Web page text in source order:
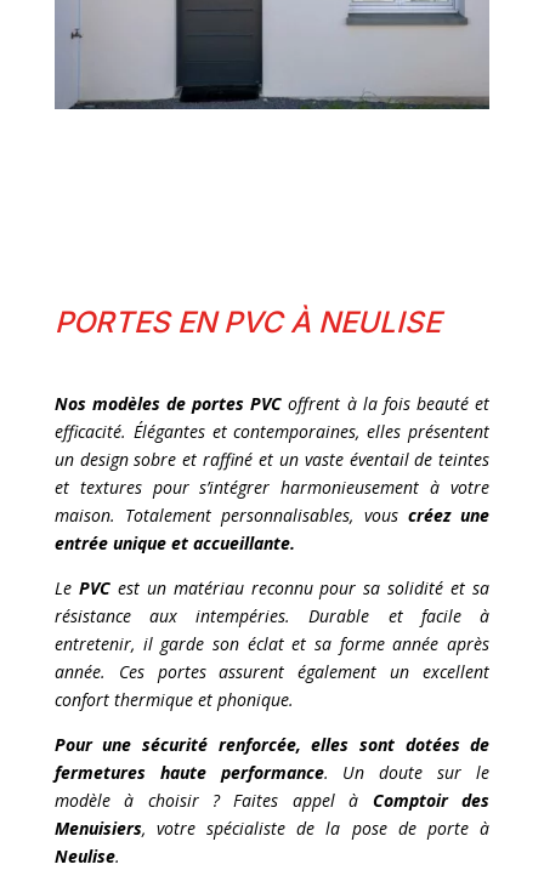
PORTES EN PVC À NEULISE
Nos modèles de portes PVC offrent à la fois beauté et
efficacité. Élégantes et contemporaines, elles présentent
un design sobre et raffiné et un vaste éventail de teintes
et textures pour s’intégrer harmonieusement à votre
maison. Totalement personnalisables, vous créez une
entrée unique et accueillante.
Le PVCest un matériau reconnu pour sa solidité et sa
résistance aux intempéries. Durable et facile à
entretenir, il garde son éclat et sa forme année après
année. Ces portes assurent également un excellent
confort thermique et phonique.
Pour une sécurité renforcée, elles sont dotées de
fermetures haute performance. Un doute sur le
modèle à choisir ? Faites appel à Comptoir des
Menuisiers, votre spécialiste de la pose de porte à
Neulise.